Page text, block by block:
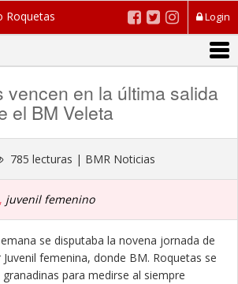
Login
Roquetas
vencen en la última salida
el BM Veleta
785 lecturas | BMR Noticias
, juvenil femenino
se disputaba la novena jornada de
femenina, donde BM. Roquetas se
para medirse al siempre